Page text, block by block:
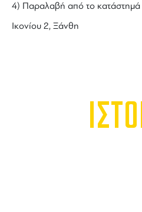
4) Παραλαβή από το κατάστημά
Ικονίου 2, Ξάνθη